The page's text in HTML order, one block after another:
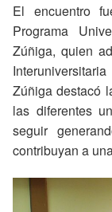
El encuentro
Programa
Zúñiga, quien
Zúñiga destacó
las diferentes
seguir
contribuyan a